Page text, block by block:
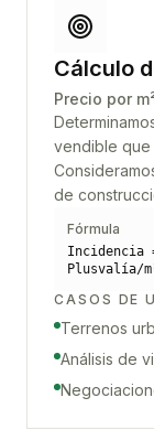
Cálculo
Precio por
vendible que
de
Fórmula
Incidencia
Plusvalía/
CASOS DE
Terrenos
Análisis de